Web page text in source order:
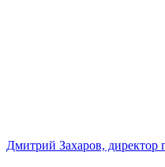
Дмитрий Захаров,